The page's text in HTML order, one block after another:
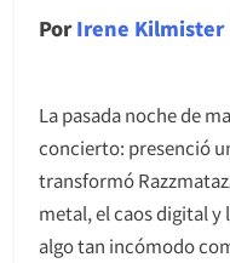
PorIrene Kilmister
La pasada noche de
concierto: presenció
transformó
metal, el caos digital
algo tan incómodo